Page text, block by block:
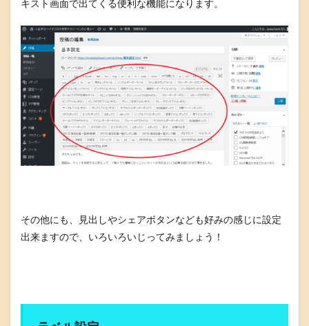
キスト画面で出てくる便利な機能になります。
その他にも、見出しやシェアボタンなども好みの感じに設定
出来ますので、いろいろいじってみましょう！